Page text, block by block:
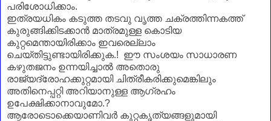
പരിശോധിക്കാം.
ഇത്രയധികം കടുത്ത തടവു വൃത്ത ചക്രത്തിന്നകത്ത്
കുരുങ്ങിക്കിടക്കാൻ മാത്രമുള്ള കൊടിയ
കുറ്റമെന്തായിരിക്കാം ഇവരെല്ലാം
ചെയ്തിട്ടുണ്ടായിരിക്കുക.! ഈ സംശയം സാധാരണ
കഴുതജനം ഉന്നയിച്ചാൽ അതൊരു
രാജ്യദ്രോഹക്കുറ്റമായി ചിത്രീകരിക്കുമെങ്കിലും
അതിനെപ്പറ്റി അറിയാനുള്ള ആഗ്രഹം
ഉപേക്ഷിക്കാനാവുമോ.?
ആരോടൊക്കെയാണിവർ കുറ്റകൃത്യങ്ങളുമായി